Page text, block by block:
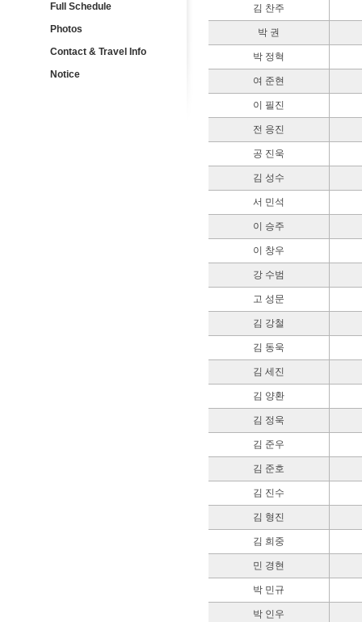
Full Schedule
Photos
Contact & Travel Info
Notice
김 찬주
박 권
박 정혁
여 준현
이 필진
전 응진
공 진욱
김 성수
서 민석
이 승주
이 창우
강 수범
고 성문
김 강철
김 동욱
김 세진
김 양환
김 정욱
김 준우
김 준호
김 진수
김 형진
김 희중
민 경현
박 민규
박 인우